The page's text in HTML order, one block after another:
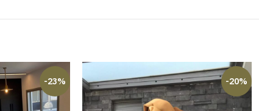
-20%
-23%